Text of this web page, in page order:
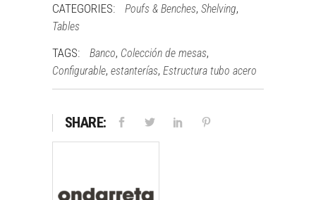
CATEGORIES: Poufs & Benches, Shelving,
Tables
TAGS: Banco, Colección de mesas,
Configurable, estanterías, Estructura tubo acero
SHARE: